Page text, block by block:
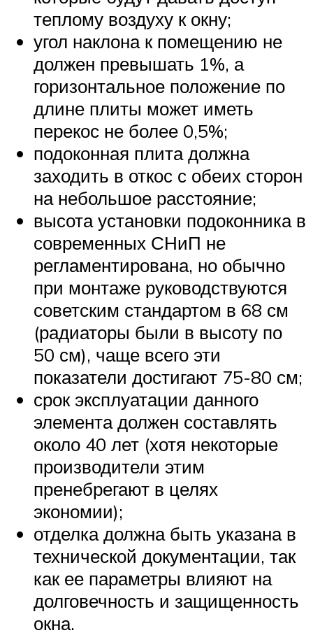
теплому воздуху к окну;
угол наклона к помещению не
должен превышать 1%, а
горизонтальное положение по
длине плиты может иметь
перекос не более 0,5%;
подоконная плита должна
заходить в откос с обеих сторон
на небольшое расстояние;
высота установки подоконника в
современных СНиП не
регламентирована, но обычно
при монтаже руководствуются
советским стандартом в 68 см
(радиаторы были в высоту по
50 см), чаще всего эти
показатели достигают 75-80 см;
срок эксплуатации данного
элемента должен составлять
около 40 лет (хотя некоторые
производители этим
пренебрегают в целях
экономии);
отделка должна быть указана в
технической документации, так
как ее параметры влияют на
долговечность и защищенность
окна.